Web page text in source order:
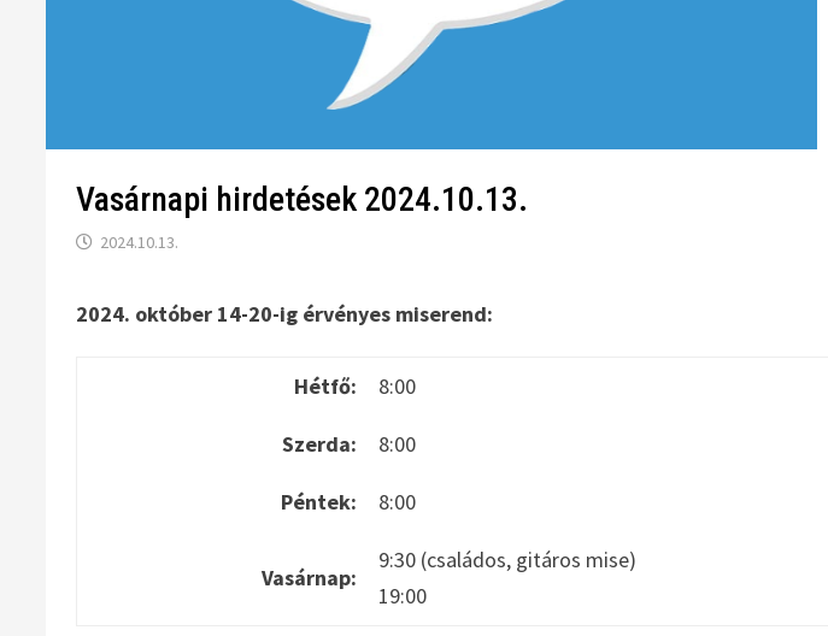
Vasárnapi hirdetések 2024.10.13.
2024.10.13.
2024. október 14-20-ig érvényes miserend:
Hétfő: 8:00
Szerda: 8:00
Péntek: 8:00
Vasárnap:
9:30 (családos, gitáros mise)
19:00